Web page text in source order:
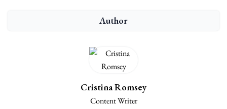
Author
Cristina Romsey
Content Writer